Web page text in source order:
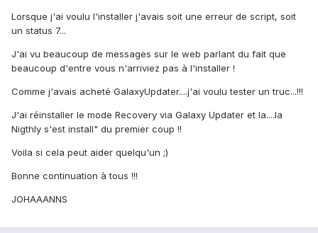
Lorsque j'ai voulu l'installer j'avais soit une erreur de script, soit
un status 7...
J'ai vu beaucoup de messages sur le web parlant du fait que
beaucoup d'entre vous n'arriviez pas à l'installer !
Comme j'avais acheté GalaxyUpdater....j'ai voulu tester un truc...!!!
J'ai réinstaller le mode Recovery via Galaxy Updater et la....la
Nigthly s'est install" du premier coup !!
Voila si cela peut aider quelqu'un ;)
Bonne continuation à tous !!!
JOHAAANNS